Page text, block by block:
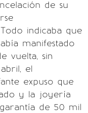
de su
indicaba que
manifestado
vuelta, sin
el
expuso que
y la joyería
de 50 mil